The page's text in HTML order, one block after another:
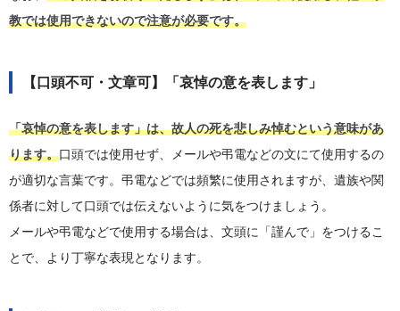
教では使用できないので注意が必要です。
【口頭不可・文章可】「哀悼の意を表します」
「哀悼の意を表します」は、故人の死を悲しみ悼むという意味があ
ります。口頭では使用せず、メールや弔電などの文にて使用するの
が適切な言葉です。弔電などでは頻繁に使用されますが、遺族や関
係者に対して口頭では伝えないように気をつけましょう。
メールや弔電などで使用する場合は、文頭に「謹んで」をつけるこ
とで、より丁寧な表現となります。